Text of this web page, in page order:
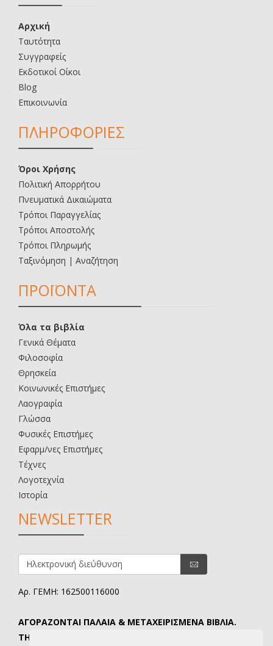
Αρχική
Ταυτότητα
Συγγραφείς
Εκδοτικοί Οίκοι
Blog
Επικοινωνία
ΠΛΗΡΟΦΟΡΙΕΣ
Όροι Χρήσης
Πολιτική Απορρήτου
Πνευματικά Δικαιώματα
Τρόποι Παραγγελίας
Τρόποι Αποστολής
Τρόποι Πληρωμής
Ταξινόμηση | Αναζήτηση
ΠΡΟΪΟΝΤΑ
Όλα τα βιβλία
Γενικά Θέματα
Φιλοσοφία
Θρησκεία
Κοινωνικές Επιστήμες
Λαογραφία
Γλώσσα
Φυσικές Επιστήμες
Εφαρμ/νες Επιστήμες
Τέχνες
Λογοτεχνία
Ιστορία
NEWSLETTER
Αρ. ΓΕΜΗ: 162500116000
ΑΓΟΡΑΖΟΝΤΑΙ ΠΑΛΑΙΑ & ΜΕΤΑΧΕΙΡΙΣΜΕΝΑ ΒΙΒΛΙΑ.
ΤΗΛ. ΕΠΙΚΟΙΝΩΝΙΑΣ: 6907645346.